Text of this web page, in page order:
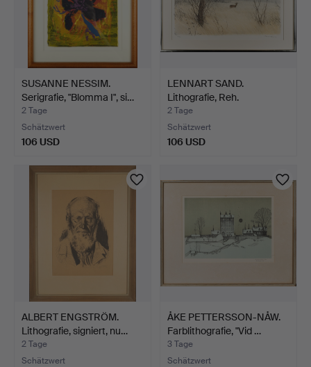
SUSANNE NESSIM.
Serigrafie, "Blomma I", si…
2 Tage
Schätzwert
106 USD
LENNART SAND.
Lithografie, Reh.
2 Tage
Schätzwert
106 USD
ALBERT ENGSTRÖM.
Lithografie, signiert, nu…
2 Tage
Schätzwert
ÅKE PETTERSSON-NÅW.
Farblithografie, "Vid …
3 Tage
Schätzwert